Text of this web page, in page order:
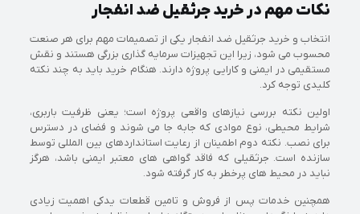
نکات مهم در خرید جرثقیل ضد انفجار
انتخاب و خرید جرثقیل ضد انفجار یکی از تصمیمات مهم برای هر صنعت
محسوب می شود، زیرا این تجهیزات سرمایه گذاری بزرگی هستند و نقش
مستقیمی در ایمنی و کارایی پروژه دارند. هنگام خرید باید به چند نکته
کلیدی توجه کرد.
اولین نکته بررسی نیازهای واقعی پروژه است؛ یعنی ظرفیت باربری،
شرایط محیطی، نوع موادی که جابه جا می شوند و فضای در دسترس
برای نصب. نکته دوم اطمینان از رعایت استانداردهای بین المللی توسط
سازنده است. جرثقیلی که فاقد گواهی های معتبر ایمنی باشد، هرگز
نباید در محیط های پرخطر به کار گرفته شود.
همچنین خدمات پس از فروش و تامین قطعات یدکی اهمیت زیادی